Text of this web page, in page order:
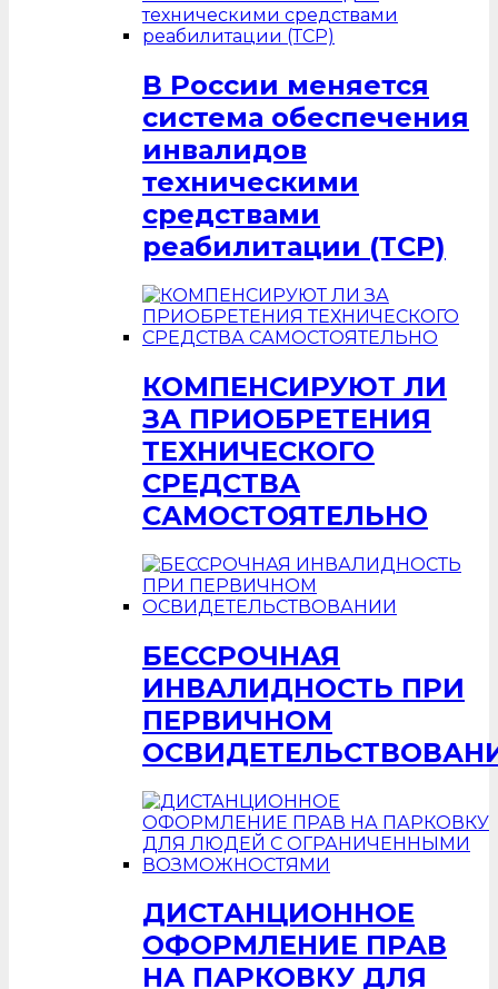
В России меняется
система обеспечения
инвалидов
техническими
средствами
реабилитации (ТСР)
КОМПЕНСИРУЮТ ЛИ
ЗА ПРИОБРЕТЕНИЯ
ТЕХНИЧЕСКОГО
СРЕДСТВА
САМОСТОЯТЕЛЬНО
БЕССРОЧНАЯ
ИНВАЛИДНОСТЬ ПРИ
ПЕРВИЧНОМ
ДИСТАНЦИОННОЕ
ОФОРМЛЕНИЕ ПРАВ
НА ПАРКОВКУ ДЛЯ